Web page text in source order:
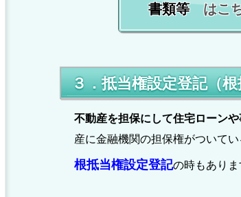
書類等はこ
３．抵当権設定登記（
不動産を担保にして住宅ローン
産に金融機関の担保権がついて
根抵当権設定登記の時もありま